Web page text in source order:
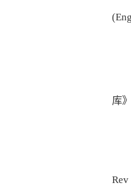
库
Rev